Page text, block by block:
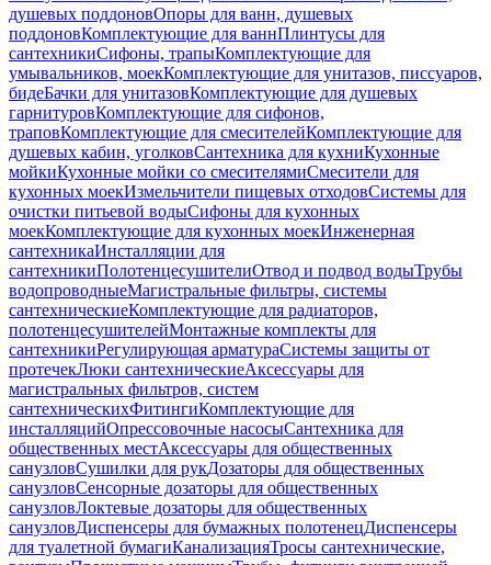
душевых поддоновОпоры для ванн, душевых
поддоновКомплектующие для ваннПлинтусы для
сантехникиСифоны, трапыКомплектующие для
умывальников, моекКомплектующие для унитазов, писсуаров,
бидеБачки для унитазовКомплектующие для душевых
гарнитуровКомплектующие для сифонов,
траповКомплектующие для смесителейКомплектующие для
душевых кабин, уголковСантехника для кухниКухонные
мойкиКухонные мойки со смесителямиСмесители для
кухонных моекИзмельчители пищевых отходовСистемы для
очистки питьевой водыСифоны для кухонных
моекКомплектующие для кухонных моекИнженерная
сантехникаИнсталляции для
сантехникиПолотенцесушителиОтвод и подвод водыТрубы
водопроводныеМагистральные фильтры, системы
сантехническиеКомплектующие для радиаторов,
полотенцесушителейМонтажные комплекты для
сантехникиРегулирующая арматураСистемы защиты от
протечекЛюки сантехническиеАксессуары для
магистральных фильтров, систем
сантехническихФитингиКомплектующие для
инсталляцийОпрессовочные насосыСантехника для
общественных местАксессуары для общественных
санузловСушилки для рукДозаторы для общественных
санузловСенсорные дозаторы для общественных
санузловЛоктевые дозаторы для общественных
санузловДиспенсеры для бумажных полотенецДиспенсеры
для туалетной бумагиКанализацияТросы сантехнические,